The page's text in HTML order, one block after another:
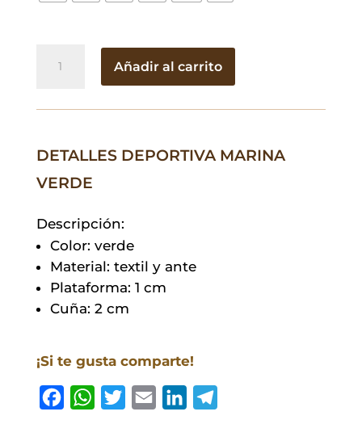
Añadir al carrito
DETALLES DEPORTIVA MARINA
VERDE
Descripción:
Color: verde
Material: textil y ante
Plataforma: 1 cm
Cuña: 2 cm
¡Si te gusta comparte!
W